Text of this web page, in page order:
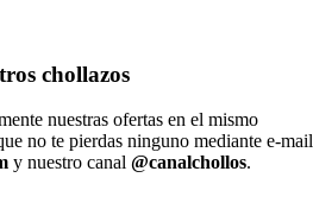
chollazos
nuestras ofertas en el mismo
no te pierdas ninguno mediante e-mail
y nuestro canal @canalchollos.